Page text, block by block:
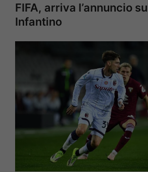
FIFA, arriva l’annuncio
Infantino